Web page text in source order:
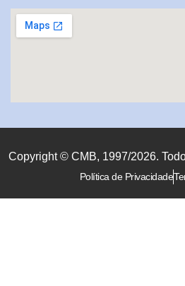
Copyright © CMB, 1997/2026.
Política de Privacidade